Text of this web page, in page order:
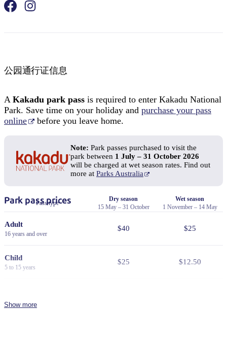
公园通行证信息
A Kakadu park pass is required to enter Kakadu National
Park. Save time on your holiday and purchase your pass
online
before you leave home.
Note: Park passes purchased to visit the
park between 1 July – 31 October 2026
will be charged at wet season rates. Find out
more at Parks Australia
Park pass prices
Pass type
Dry season
15 May – 31 October
Wet season
1 November – 14 May
Adult
16 years and over
$40 $25
Child
5 to 15 years
$25 $12.50
2 adults and 2 or more children
Show more